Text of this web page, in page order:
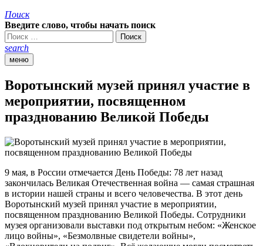
Поиск
Введите слово, чтобы начать поиск
search
меню
Воротынский музей принял участие в
мероприятии, посвященном
празднованию Великой Победы
9 мая, в России отмечается День Победы: 78 лет назад
закончилась Великая Отечественная война — самая страшная
в истории нашей страны и всего человечества. В этот день
Воротынский музей принял участие в мероприятии,
посвященном празднованию Великой Победы. Сотрудники
музея организовали выставки под открытым небом: «Женское
лицо войны», «Безмолвные свидетели войны»,